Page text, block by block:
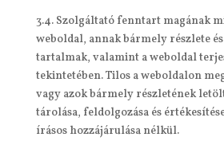
3.4. Szolgáltató fenntart magának
weboldal, annak bármely részlete
tartalmak, valamint a weboldal
tekintetében. Tilos a weboldalon
vagy azok bármely részletének
tárolása, feldolgozása és
írásos hozzájárulása nélkül.